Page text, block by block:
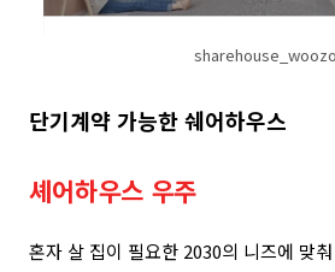
단기계약 가능한 쉐어하우스
셰어하우스 우주
혼자 살 집이 필요한 2030의 니즈에 맞